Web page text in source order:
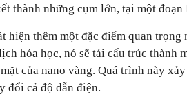
thành những cụm lớn, tại một đoạn
hiện thêm một đặc điểm quan trọng
hóa học, nó sẽ tái cấu trúc thành
của nano vàng. Quá trình này
đổi cả độ dẫn điện.